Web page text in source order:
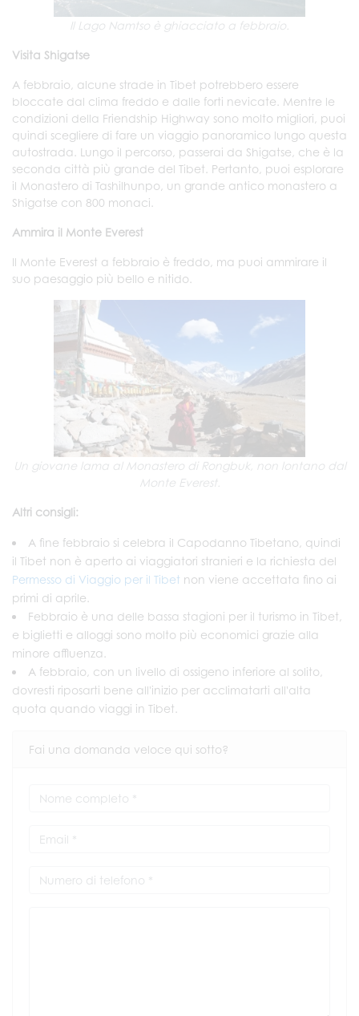
Il Lago Namtso è ghiacciato a febbraio.
Visita Shigatse
A febbraio, alcune strade in Tibet potrebbero essere
bloccate dal clima freddo e dalle forti nevicate. Mentre le
condizioni della Friendship Highway sono molto migliori, puoi
quindi scegliere di fare un viaggio panoramico lungo questa
autostrada. Lungo il percorso, passerai da Shigatse, che è la
seconda città più grande del Tibet. Pertanto, puoi esplorare
il Monastero di Tashilhunpo, un grande antico monastero a
Shigatse con 800 monaci.
Ammira il Monte Everest
Il Monte Everest a febbraio è freddo, ma puoi ammirare il
suo paesaggio più bello e nitido.
Un giovane lama al Monastero di Rongbuk, non lontano dal
Monte Everest.
Altri consigli:
A fine febbraio si celebra il Capodanno Tibetano, quindi
il Tibet non è aperto ai viaggiatori stranieri e la richiesta del
Permesso di Viaggio per il Tibet non viene accettata fino ai
primi di aprile.
Febbraio è una delle bassa stagioni per il turismo in Tibet,
e biglietti e alloggi sono molto più economici grazie alla
minore affluenza.
A febbraio, con un livello di ossigeno inferiore al solito,
dovresti riposarti bene all'inizio per acclimatarti all'alta
quota quando viaggi in Tibet.
Fai una domanda veloce qui sotto?